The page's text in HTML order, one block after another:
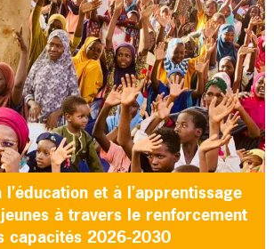
et à l’apprentissage
à travers le renforcement
capacités 2026-2030